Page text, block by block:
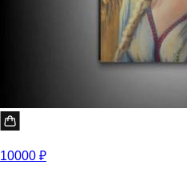
10000 ₽